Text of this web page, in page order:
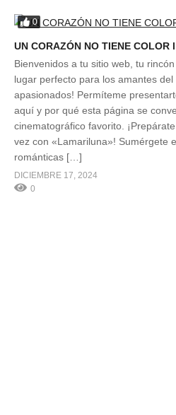
0
UN CORAZÓN NO TIENE COLOR
Bienvenidos a tu sitio web, tu
lugar perfecto para los amantes
apasionados! Permíteme
aquí y por qué esta página se
cinematográfico favorito.
vez con «Lamariluna»! Sumérgete
románticas […]
DICIEMBRE 17, 2024
0